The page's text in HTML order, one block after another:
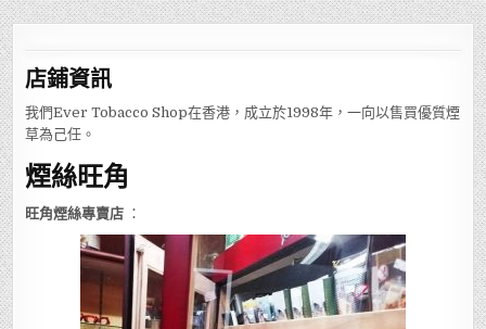
店鋪資訊
我們Ever Tobacco Shop在香港，成立於1998年，一向以售買優質煙
草為己任。
煙絲旺角
旺角煙絲專賣店 ：